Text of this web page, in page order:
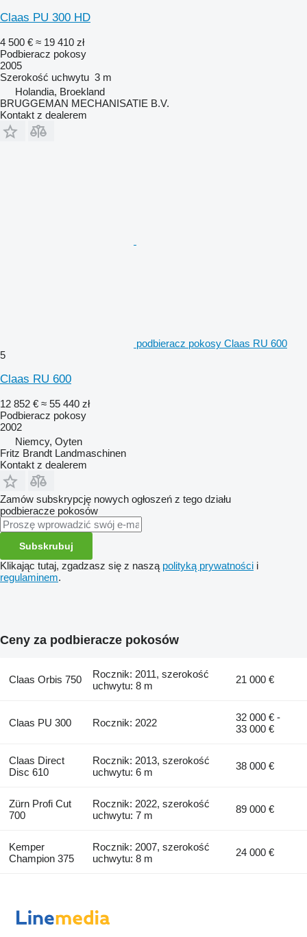
Claas PU 300 HD
4 500 € ≈ 19 410 zł
Podbieracz pokosy
2005
Szerokość uchwytu 3 m
Holandia, Broekland
BRUGGEMAN MECHANISATIE B.V.
Kontakt z dealerem
podbieracz pokosy Claas RU 600
5
Claas RU 600
12 852 € ≈ 55 440 zł
Podbieracz pokosy
2002
Niemcy, Oyten
Fritz Brandt Landmaschinen
Kontakt z dealerem
Zamów subskrypcję nowych ogłoszeń z tego działu
podbieracze pokosów
Subskrubuj
Klikając tutaj, zgadzasz się z naszą polityką prywatności i
regulaminem.
Ceny za podbieracze pokosów
Claas Orbis 750
Rocznik: 2011, szerokość
uchwytu: 8 m
21 000 €
Claas PU 300 Rocznik: 2022
32 000 € -
33 000 €
Claas Direct
Disc 610
Rocznik: 2013, szerokość
uchwytu: 6 m
38 000 €
Zürn Profi Cut
700
Rocznik: 2022, szerokość
uchwytu: 7 m
89 000 €
Kemper
Champion 375
Rocznik: 2007, szerokość
uchwytu: 8 m
24 000 €